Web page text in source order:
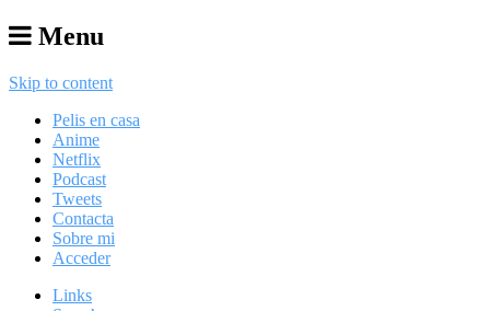
Menu
Skip to content
Pelis en casa
Anime
Netflix
Podcast
Tweets
Contacta
Sobre mi
Acceder
Links